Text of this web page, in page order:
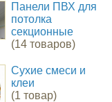
Панели ПВХ для
потолка
секционные
(14 товаров)
Сухие смеси и
клеи
(1 товар)